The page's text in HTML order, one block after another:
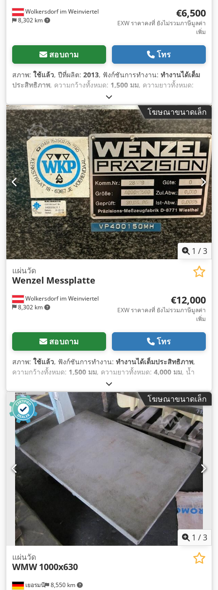
Wolkersdorf im Weinviertel
8,302 km
€6,500
EXW ราคาคงที่ ยังไม่รวมภาษีมูลค่า
เพิ่ม
สอบถาม โทร
สภาพ: ใช้แล้ว, ปีที่ผลิต: 2013, ฟังก์ชันการทำงาน: ทำงานได้เต็ม
ประสิทธิภาพ, ความกว้างทั้งหมด: 1,500 มม, ความยาวทั้งหมด:
4,000 กก., ความสูงของแผ่น:
โฆษณาขนาดเล็ก
1 /3
Wolkersdorf im Weinviertel
8,302 km
แผ่นวัด
Wenzel Messplatte
€12,000
EXW ราคาคงที่ ยังไม่รวมภาษีมูลค่า
เพิ่ม
สอบถาม โทร
สภาพ: ใช้แล้ว, ฟังก์ชันการทำงาน: ทำงานได้เต็มประสิทธิภาพ,
ความกว้างทั้งหมด: 1,500 มม, ความยาวทั้งหมด: 4,000 มม, น้ำ
, ความสูงของแผ่น:
โฆษณาขนาดเล็ก
1 /3
เยอรมนี 8,550 km
แผ่นวัด
WMW 1000x630